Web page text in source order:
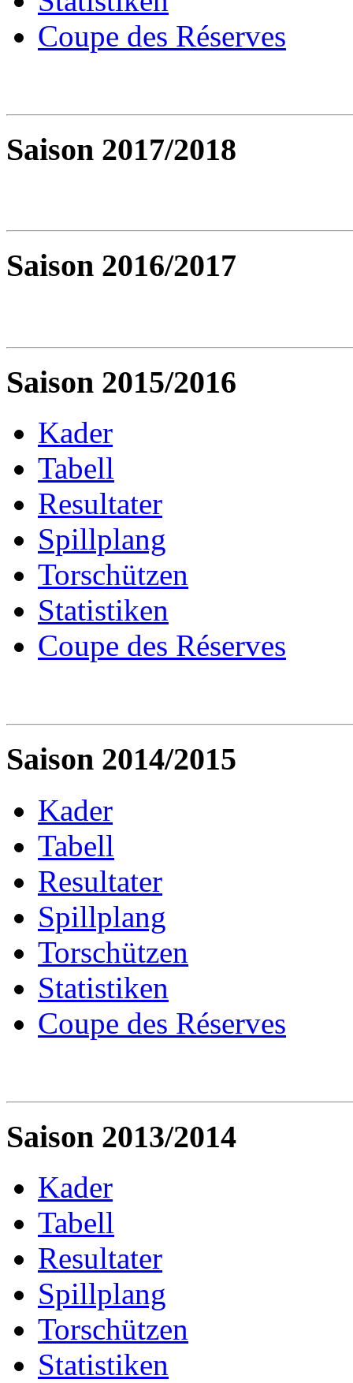
Coupe des Réserves
Saison 2017/2018
Saison 2016/2017
Saison 2015/2016
Kader
Tabell
Resultater
Spillplang
Torschützen
Statistiken
Coupe des Réserves
Saison 2014/2015
Kader
Tabell
Resultater
Spillplang
Torschützen
Statistiken
Coupe des Réserves
Saison 2013/2014
Kader
Tabell
Resultater
Spillplang
Torschützen
Statistiken